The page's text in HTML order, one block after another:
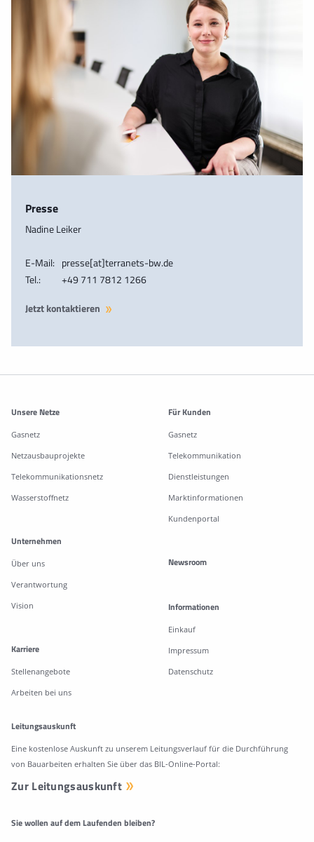
Presse
Nadine Leiker
E-Mail: presse[at]terranets-bw.de
Tel.:
+49 711 7812 1266
Jetzt kontaktieren
Weitere Informationen
Unsere Netze
Gasnetz
Netzausbauprojekte
Telekommunikationsnetz
Wasserstoffnetz
Für Kunden
Gasnetz
Telekommunikation
Dienstleistungen
Marktinformationen
Kundenportal
Unternehmen
Über uns
Verantwortung
Vision
Karriere
Stellenangebote
Arbeiten bei uns
Newsroom
Informationen
Einkauf
Impressum
Datenschutz
Leitungsauskunft
Eine kostenlose Auskunft zu unserem Leitungsverlauf für die Durchführung
von Bauarbeiten erhalten Sie über das BIL-Online-Portal:
Zur Leitungsauskunft
Sie wollen auf dem Laufenden bleiben?